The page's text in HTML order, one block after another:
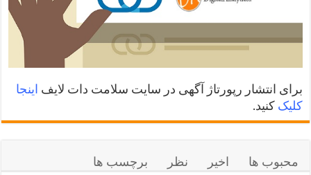
برای انتشار رپورتاژ آگهی در سایت سلامت دات لایف اینجا
کلیک کنید.
محبوب ها اخیر نظر
برچسب ها